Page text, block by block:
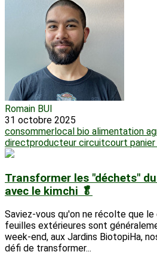
Romain BUI
31 octobre 2025
consommerlocal bio alimentation
directproducteur circuitcourt panier
Transformer les "déchets"
avec le kimchi 🥬
Saviez-vous qu'on ne récolte que le
feuilles extérieures sont
week-end, aux Jardins BiotopiHa,
défi de transformer...